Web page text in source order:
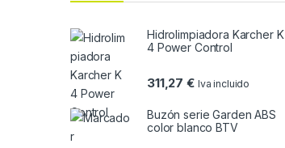
Hidrolimpiadora Karcher K
4 Power Control
311,27€ Iva incluido
Buzón serie Garden ABS
color blanco BTV